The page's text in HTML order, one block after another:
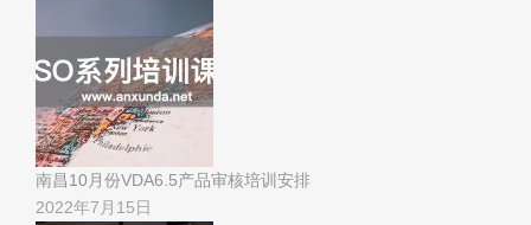
南昌10月份VDA6.5产品审核培训安排
2022年7月15日